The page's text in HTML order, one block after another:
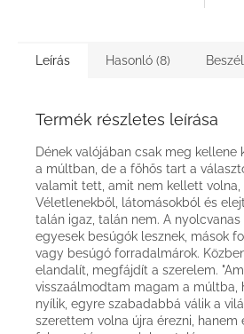
Leírás Hasonló (8)
Termék részletes leírása
Dének valójában csak meg
a múltban, de a főhős tart a
valamit tett, amit nem kellett
Véletlenekből, látomásokból és
talán igaz, talán nem. A
egyesek besúgók lesznek, mások
vagy besúgó forradalmárok.
elandalít, megfájdít a szerelem.
visszaálmodtam magam a múltba,
nyílik, egyre szabadabbá válik a
szerettem volna újra érezni,